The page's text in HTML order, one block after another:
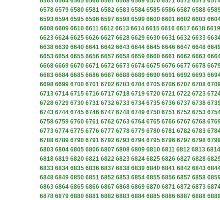
6578 6579 6580 6581 6582 6583 6584 6585 6586 6587 6588
6593 6594 6595 6596 6597 6598 6599 6600 6601 6602 6603
6608 6609 6610 6611 6612 6613 6614 6615 6616 6617 6618 6619
6623 6624 6625 6626 6627 6628 6629 6630 6631 6632 6633
6638 6639 6640 6641 6642 6643 6644 6645 6646 6647 6648
6653 6654 6655 6656 6657 6658 6659 6660 6661 6662 6663
6668 6669 6670 6671 6672 6673 6674 6675 6676 6677 6678
6683 6684 6685 6686 6687 6688 6689 6690 6691 6692 6693
6698 6699 6700 6701 6702 6703 6704 6705 6706 6707 6708
6713 6714 6715 6716 6717 6718 6719 6720 6721 6722 6723
6728 6729 6730 6731 6732 6733 6734 6735 6736 6737 6738
6743 6744 6745 6746 6747 6748 6749 6750 6751 6752 6753
6758 6759 6760 6761 6762 6763 6764 6765 6766 6767 6768
6773 6774 6775 6776 6777 6778 6779 6780 6781 6782 6783
6788 6789 6790 6791 6792 6793 6794 6795 6796 6797 6798
6803 6804 6805 6806 6807 6808 6809 6810 6811 6812 6813 6814
6818 6819 6820 6821 6822 6823 6824 6825 6826 6827 6828
6833 6834 6835 6836 6837 6838 6839 6840 6841 6842 6843
6848 6849 6850 6851 6852 6853 6854 6855 6856 6857 6858
6863 6864 6865 6866 6867 6868 6869 6870 6871 6872 6873
6878 6879 6880 6881 6882 6883 6884 6885 6886 6887 6888